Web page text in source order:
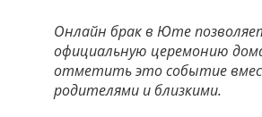
Онлайн брак в Юте
официальную церемонию
отметить это событие
родителями и близкими.